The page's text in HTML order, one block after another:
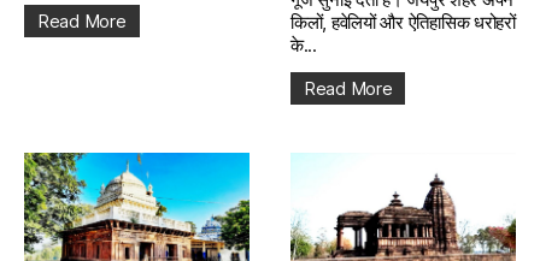
Read More
किलों, हवेलियों और ऐतिहासिक धरोहरों
के...
Read More